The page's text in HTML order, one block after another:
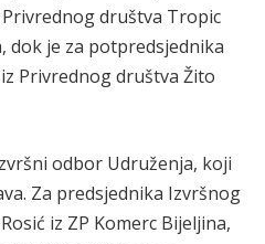
društva Tropic
dok je za potpredsjednika
Privrednog društva Žito
odbor Udruženja, koji
Za predsjednika Izvršnog
iz ZP Komerc Bijeljina,